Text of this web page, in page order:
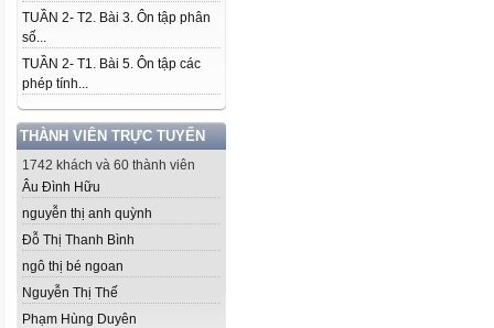
TUẦN 2- T2. Bài 3. Ôn tập phân
số...
TUẦN 2- T1. Bài 5. Ôn tập các
phép tính...
THÀNH VIÊN TRỰC TUYẾN
1742 khách và 60 thành viên
Âu Đình Hữu
nguyễn thị anh quỳnh
Đỗ Thị Thanh Bình
ngô thị bé ngoan
Nguyễn Thị Thế
Phạm Hùng Duyên